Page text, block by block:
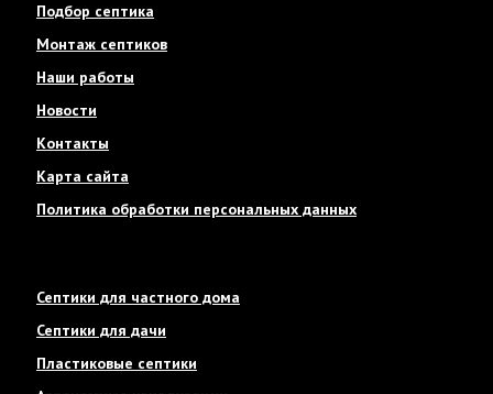
Подбор септика
Монтаж септиков
Наши работы
Новости
Контакты
Карта сайта
Политика обработки персональных данных
Септики для частного дома
Септики для дачи
Пластиковые септики